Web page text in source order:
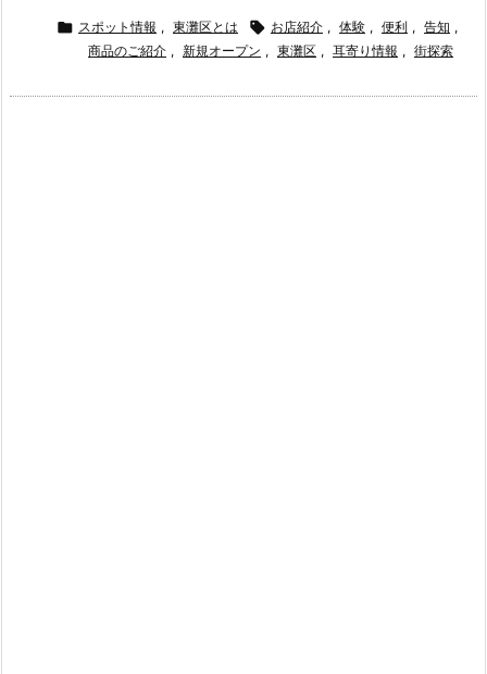
 スポット情報 , 東灘区とは  お店紹介 , 体験 , 便利 , 告知 ,
商品のご紹介 , 新規オープン , 東灘区 , 耳寄り情報 , 街探索